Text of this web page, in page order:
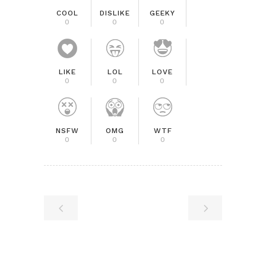
COOL
0
DISLIKE
0
GEEKY
0
LIKE
0
LOL
0
LOVE
0
NSFW
0
OMG
0
WTF
0